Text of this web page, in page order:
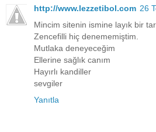
http://www.lezzetibol.com 26
Mincim sitenin ismine layık bir
Zencefilli hiç denememiştim.
Mutlaka deneyeceğim
Ellerine sağlık canım
Hayırlı kandiller
sevgiler
Yanıtla